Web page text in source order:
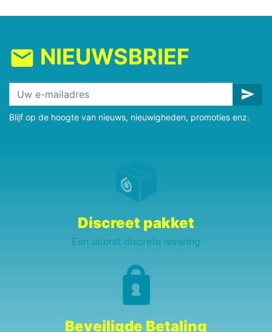
mail NIEUWSBRIEF
send
Blijf op de hoogte van nieuws, nieuwigheden, promoties enz.
Discreet pakket
Een uiterst discrete levering
Beveiligde Betaling